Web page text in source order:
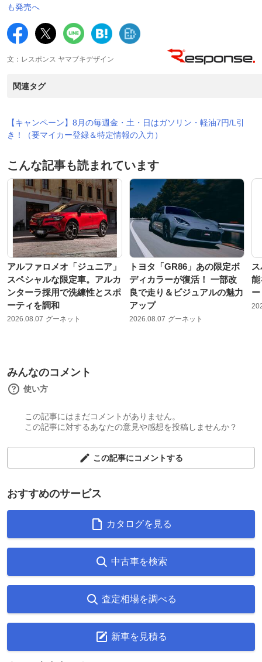
も発売へ
文：レスポンス ヤマブキデザイン
関連タグ
【キャンペーン】8月の毎週金・土・日はガソリン・軽油7円/L引
き！（要マイカー登録＆特定情報の入力）
こんな記事も読まれています
アルファロメオ「ジュニア」
スペシャルな限定車。アルカ
ンターラ採用で洗練性とスポ
ーティを調和
2026.08.07 グーネット
トヨタ「GR86」あの限定ボ
ディカラーが復活！ 一部改
良で走り＆ビジュアルの魅力
アップ
2026.08.07 グーネット
能
みんなのコメント
使い方
この記事にはまだコメントがありません。
この記事に対するあなたの意見や感想を投稿しませんか？
この記事にコメントする
おすすめのサービス
カタログを見る
中古車を検索
査定相場を調べる
新車を見積る